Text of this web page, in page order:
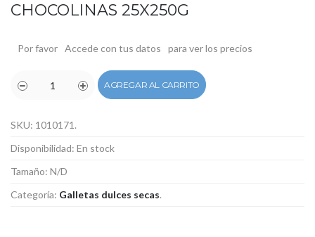
CHOCOLINAS 25X250G
Por favor Accede con tus datos para ver los precios
AGREGAR AL CARRITO
SKU: 1010171 .
Disponibilidad: En stock
Tamaño: N/D
Categoría: Galletas dulces secas.